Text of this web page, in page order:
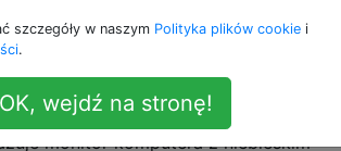
komputer Mac znajduje komputer
przyciskiem myszy i kliknięciu
informacje widzę ikonę, która
monitor komputera z niebieskim
szczegóły w naszym Polityka plików cookie i
.
OK, wejdź na stronę!